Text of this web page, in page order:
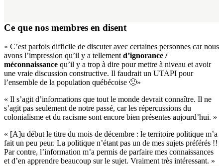
Ce que nos membres en disent
« C’est parfois difficile de discuter avec certaines personnes car nous
avons l’impression qu’il y a tellementd’ignorance /
méconnaissance qu’il y a trop à dire pour mettre à niveau et avoir
une vraie discussion constructive. Il faudrait un UTAPI pour
l’ensemble de la population québécoise 🙂»
« Il s’agit d’informations que tout le monde devrait connaître. Il ne
s’agit pas seulement de notre passé, car les répercussions du
colonialisme et du racisme sont encore bien présentes aujourd’hui. »
« [A]u début le titre du mois de décembre : le territoire politique m’a
fait un peu peur. La politique n’étant pas un de mes sujets préférés !!
Par contre, l’information m’a permis de parfaire mes connaissances
et d’en apprendre beaucoup sur le sujet. Vraiment très intéressant. »